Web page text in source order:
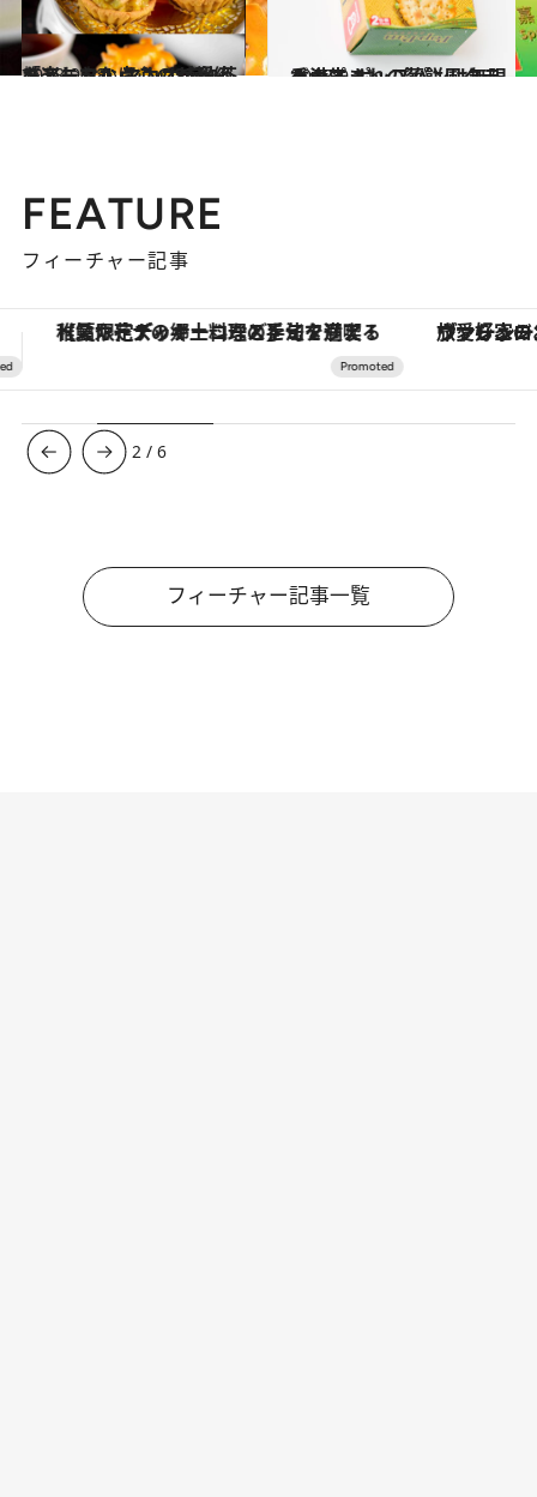
2018.9.28
「アニマル点心」が超絶キュート！ マカオで飲茶を楽しむならこの3軒
旅＆お出かけ 2018.9.11
香港生まれの葱餅風クラッカー ポップパンは無限ループ
グルメ
FEATURE
フィーチャー記事
ヴァシュロン・コンスタンタン「オーヴァーシーズ・オートマティック」。旅愛好家のお気に入りコレクションから、ジェンダーレスな新作が登場
3 /6
フィーチャー記事一覧